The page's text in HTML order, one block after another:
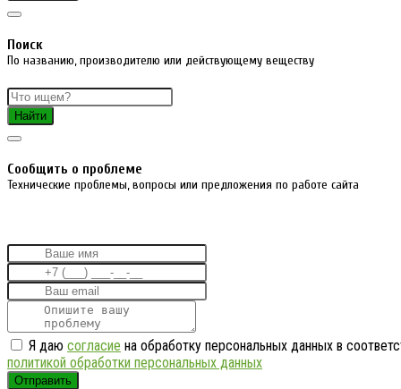
Поиск
По названию, производителю или действующему веществу
Найти
Cообщить о проблеме
Технические проблемы, вопросы или предложения по работе сайта
Я даю согласие на обработку персональных данных в
политикой обработки персональных данных
Отправить